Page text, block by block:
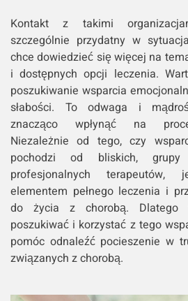
Kontakt z takimi
szczególnie przydatny w
chce dowiedzieć się więcej na
i dostępnych opcji leczenia.
poszukiwanie wsparcia
słabości. To odwaga i
znacząco wpłynąć na
Niezależnie od tego, czy
pochodzi od bliskich,
profesjonalnych terapeutów,
elementem pełnego leczenia i
do życia z chorobą. Dlatego
poszukiwać i korzystać z tego
pomóc odnaleźć pocieszenie w
związanych z chorobą.